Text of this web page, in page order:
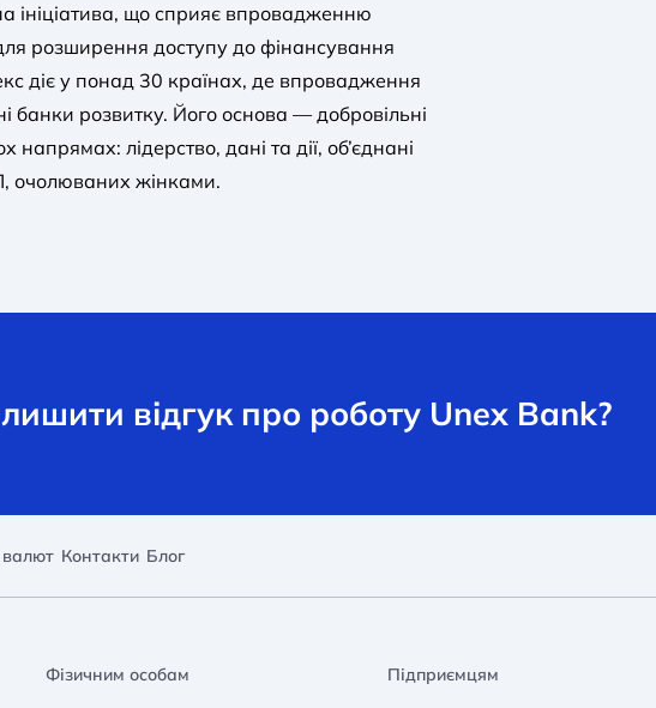
ініціатива, що сприяє впровадженню
розширення доступу до фінансування
діє у понад 30 країнах, де впровадження
банки розвитку. Його основа — добровільні
напрямах: лідерство, дані та дії, об’єднані
очолюваних жінками.
відгук про роботу Unex Bank?
Контакти Блог
Фізичним особам Підприємцям